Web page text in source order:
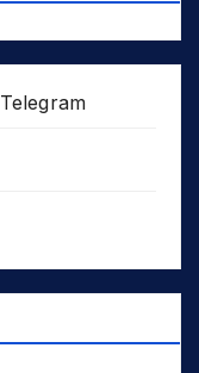
Telegram